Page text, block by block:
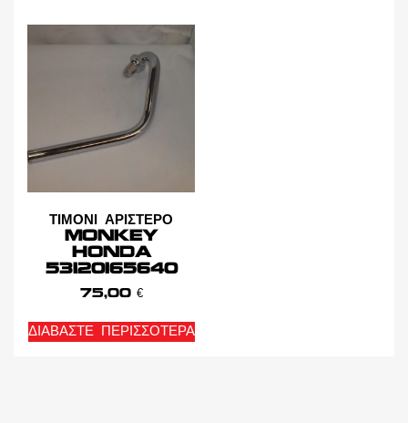
ΤΙΜΟΝΙ ΑΡΙΣΤΕΡΟ
MONKEY
HONDA
53120165640
75,00 €
ΔΙΑΒΆΣΤΕ ΠΕΡΙΣΣΌΤΕΡΑ